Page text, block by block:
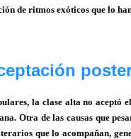
de ritmos exóticos que lo
la clase alta no aceptó
Otra de las causas que
que lo acompañan,